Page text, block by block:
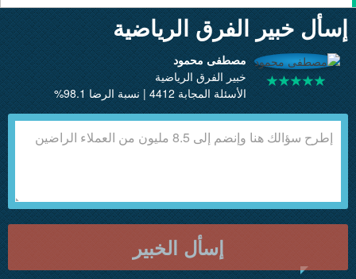
إسأل خبير الفرق الرياضية
مصطفى محمود
خبير الفرق الرياضية
الأسئلة المجابة 4412 | نسبة الرضا 98.1%
إسأل الخبير